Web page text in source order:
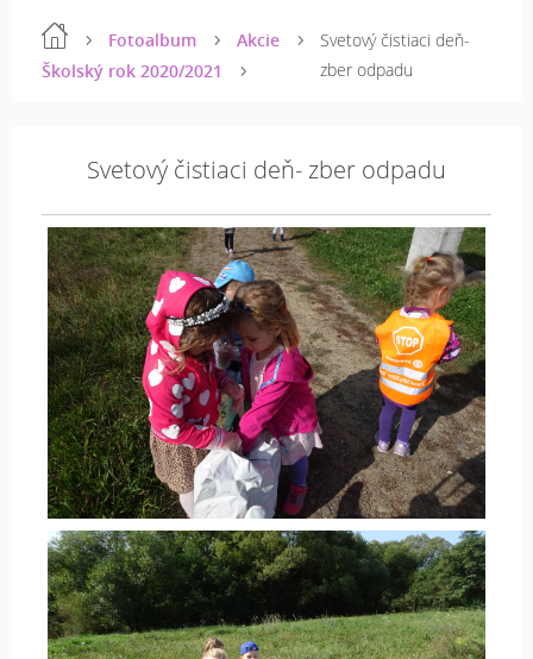
Fotoalbum
Akcie
Školský rok 2020/2021
Svetový čistiaci deň-
zber odpadu
Svetový čistiaci deň- zber odpadu